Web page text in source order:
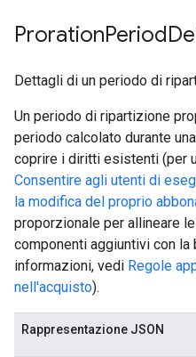
ProrationPeriod
Dettagli di un periodo di
Un periodo di ripartizione
periodo calcolato durante
coprire i diritti esistenti (per
Consentire agli utenti di
la modifica del proprio
proporzionale per allineare
componenti aggiuntivi con la
informazioni, vedi Regole
nell'acquisto).
Rappresentazione JSON